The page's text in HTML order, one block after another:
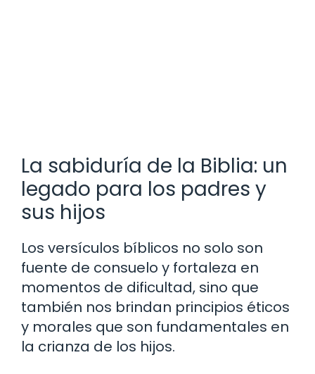
La sabiduría de la Biblia: un
legado para los padres y
sus hijos
Los versículos bíblicos no solo son
fuente de consuelo y fortaleza en
momentos de dificultad, sino que
también nos brindan principios éticos
y morales que son fundamentales en
la crianza de los hijos.